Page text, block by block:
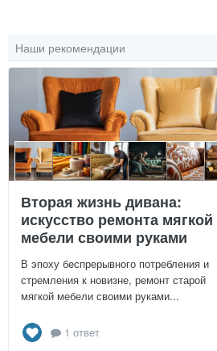
Наши рекомендации
Вторая жизнь дивана:
искусство ремонта мягкой
мебели своими руками
В эпоху беспрерывного потребления и
стремления к новизне, ремонт старой
мягкой мебели своими руками...
1 ответ